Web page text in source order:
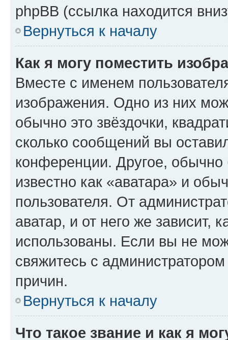
phpBB (ссылка находится
Вернуться к началу
Как я могу поместить
Вместе с именем
изображения. Одно из них
обычно это звёздочки,
сколько сообщений вы
конференции. Другое,
известно как «аватара» и
пользователя. От
аватар, и от него же зависит,
использованы. Если вы не
свяжитесь с
причин.
Вернуться к началу
Что такое звание и как я